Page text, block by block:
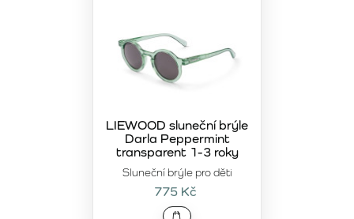
Sluneční brýle pro děti
LIEWOOD sluneční brýle
Darla Peppermint
transparent 1-3 roky
775 Kč